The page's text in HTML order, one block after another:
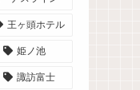
王ヶ頭ホテル
姫ノ池
諏訪富士